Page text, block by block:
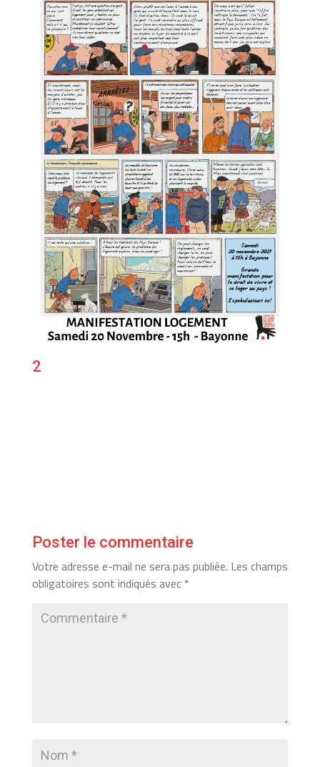
2
Poster le commentaire
Votre adresse e-mail ne sera pas publiée. Les champs
obligatoires sont indiqués avec *